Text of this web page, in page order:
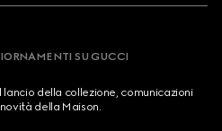
SU GUCCI
lancio della collezione, comunicazioni
della Maison.